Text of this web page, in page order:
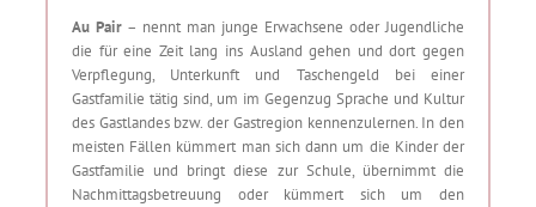
Au Pair – nennt man junge Erwachsene oder Jugendliche
die für eine Zeit lang ins Ausland gehen und dort gegen
Verpflegung, Unterkunft und Taschengeld bei einer
Gastfamilie tätig sind, um im Gegenzug Sprache und Kultur
des Gastlandes bzw. der Gastregion kennenzulernen. In den
meisten Fällen kümmert man sich dann um die Kinder der
Gastfamilie und bringt diese zur Schule, übernimmt die
Nachmittagsbetreuung oder kümmert sich um den